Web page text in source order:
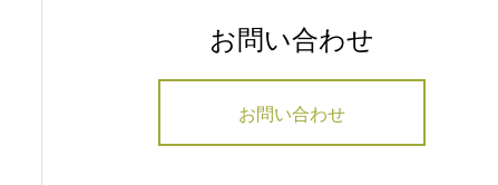
お問い合わせ
お問い合わせ